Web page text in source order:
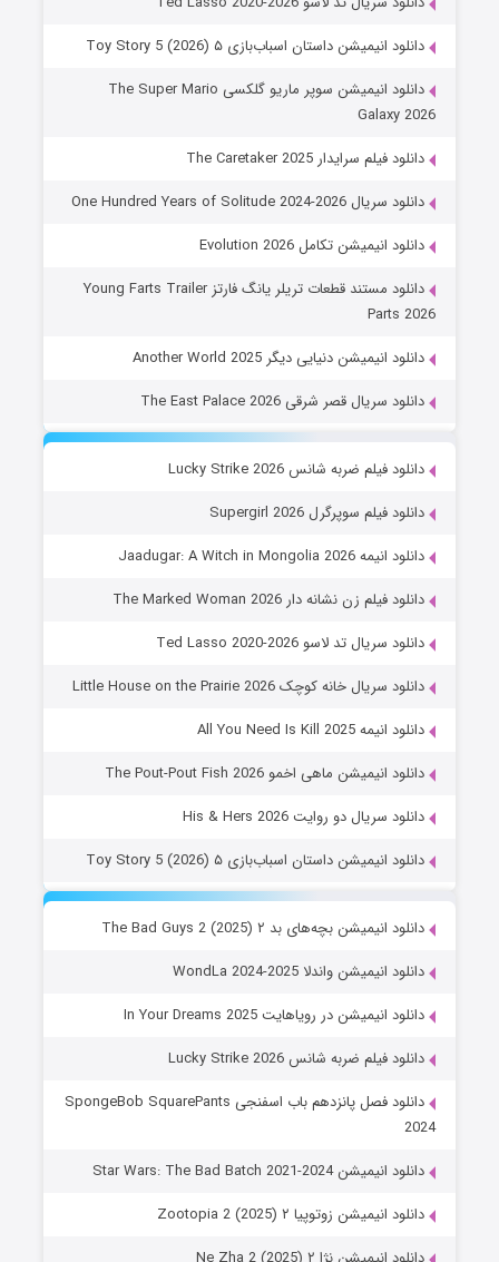
دانلود انیمیشن داستان اسباب‌بازی ۵ Toy Story 5 (2026)
دانلود انیمیشن سوپر ماریو گلکسی The Super Mario
Galaxy 2026
دانلود فیلم سرایدار The Caretaker 2025
دانلود سریال One Hundred Years of Solitude 2024-2026
دانلود انیمیشن تکامل Evolution 2026
دانلود مستند قطعات تریلر یانگ فارتز Young Farts Trailer
Parts 2026
دانلود انیمیشن دنیایی دیگر Another World 2025
دانلود سریال قصر شرقی The East Palace 2026
دانلود فیلم ضربه شانس Lucky Strike 2026
دانلود فیلم سوپرگرل Supergirl 2026
دانلود انیمه Jaadugar: A Witch in Mongolia 2026
دانلود فیلم زن نشانه دار The Marked Woman 2026
دانلود سریال تد لاسو Ted Lasso 2020-2026
دانلود سریال خانه کوچک Little House on the Prairie 2026
دانلود انیمه All You Need Is Kill 2025
دانلود انیمیشن ماهی اخمو The Pout-Pout Fish 2026
دانلود سریال دو روایت His & Hers 2026
دانلود انیمیشن داستان اسباب‌بازی ۵ Toy Story 5 (2026)
دانلود انیمیشن بچه‌های بد ۲ The Bad Guys 2 (2025)
دانلود انیمیشن واندلا WondLa 2024-2025
دانلود انیمیشن در رویاهایت In Your Dreams 2025
دانلود فیلم ضربه شانس Lucky Strike 2026
دانلود فصل پانزدهم باب اسفنجی SpongeBob SquarePants
2024
دانلود انیمیشن Star Wars: The Bad Batch 2021-2024
دانلود انیمیشن زوتوپیا ۲ Zootopia 2 (2025)